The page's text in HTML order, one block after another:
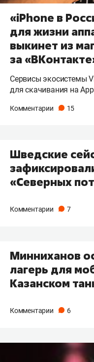
«iPhone в
для жизни
выкинет из
за
Сервисы экосистемы
для скачивания на
Комментарии 15
Шведские
«Северных
Комментарии 7
Минниханов
лагерь для
Казанском
Комментарии 6